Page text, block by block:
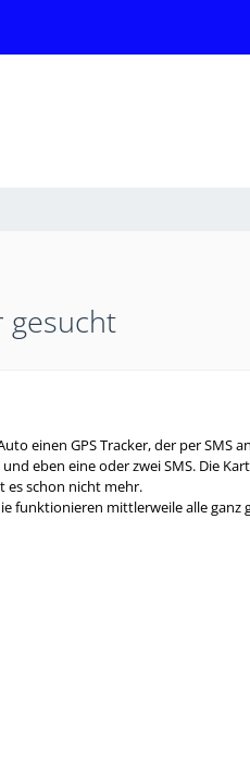
gesucht
einen GPS Tracker, der per
eben eine oder zwei SMS. Die
es schon nicht mehr.
funktionieren mittlerweile alle ganz